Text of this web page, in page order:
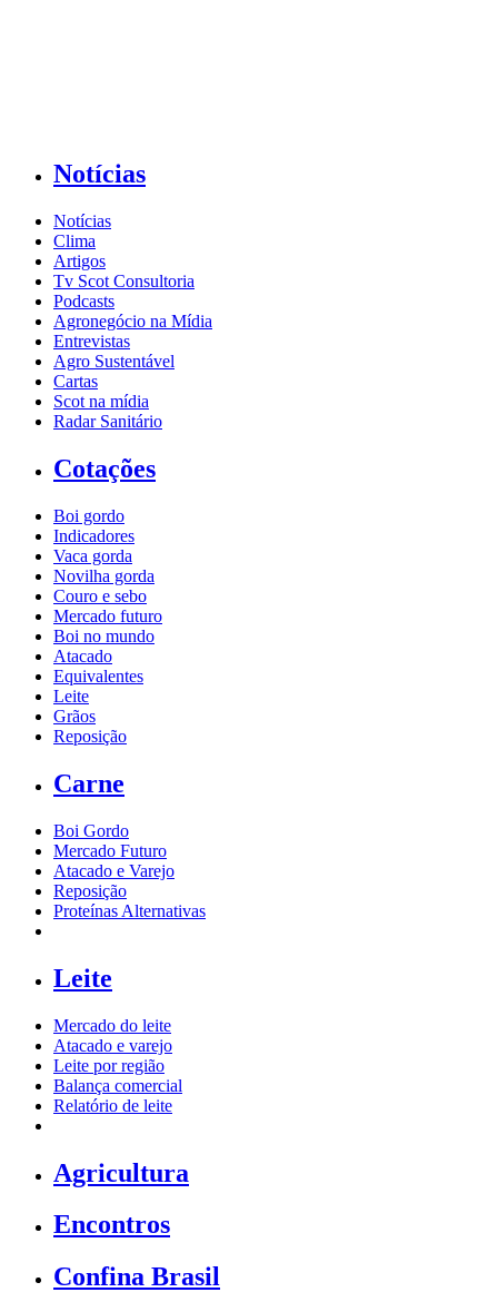
Notícias
Notícias
Clima
Artigos
Tv Scot Consultoria
Podcasts
Agronegócio na Mídia
Entrevistas
Agro Sustentável
Cartas
Scot na mídia
Radar Sanitário
Cotações
Boi gordo
Indicadores
Vaca gorda
Novilha gorda
Couro e sebo
Mercado futuro
Boi no mundo
Atacado
Equivalentes
Leite
Grãos
Reposição
Carne
Boi Gordo
Mercado Futuro
Atacado e Varejo
Reposição
Proteínas Alternativas
Leite
Mercado do leite
Atacado e varejo
Leite por região
Balança comercial
Relatório de leite
Agricultura
Encontros
Confina Brasil